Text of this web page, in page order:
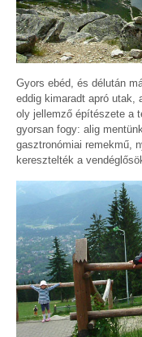
Gyors ebéd, és délután
eddig kimaradt apró utak,
oly jellemző építészete a
gyorsan fogy: alig
gasztronómiai remekmű,
keresztelték a